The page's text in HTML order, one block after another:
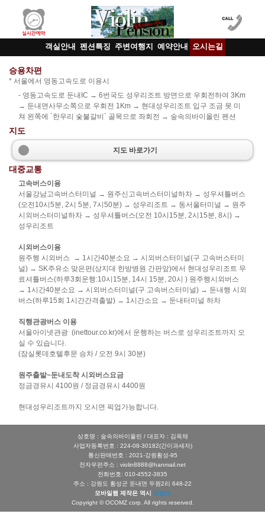
객실안내 펜션특징 주변여행지 예약안내 오시는길
승용차편
* 서울에서 영동고속도로 이용시
- 영동고속도로 둔내IC → 6번국도 성우리조트 방면으로 우회전하여 3Km
→ 둔내면사무소쪽으로 우회전 1Km → 현대성우리조트 입구 조금 못 미
쳐 왼쪽에 `한우리 숯불갈비` 골목으로 좌회전 → 숲속의바이올린 펜션
지도
지도 바로가기
대중교통
고속버스이용
서울강남고속버스터미널 → 원주신고속버스터미널하차 → 성우셔틀버스
(오전10시5분, 2시 5분, 7시50분) → 성우리조트 → 동서울터미널 → 원주
시외버스터미널하차 → 성우셔틀버스(오전 10시15분, 2시15분, 8시) →
성우리조트
시외버스이용
원주행 시외버스 → 1시간40분소요 → 시외버스터미널(구 고속버스터미
널) → SK주유소 맞은편(상지대 한방병원 간판앞)에서 현대성우리조트 무
료셔틀버스(하루3회운행:10시15분, 14시 15분, 20시 ) 원주행시외버스
→ 1시간40분소요 → 시외버스터미널(구 고속버스터미널) → 둔내행 시외
버스(하루15회 1시간간격출발) → 1시간소요 → 둔내터미널 하차
직행관광버스 이용
서울아이넷관광 (inettour.co.kr)에서 운행하는 버스로 성우리조트까지 오
실 수 있습니다.
(잠실롯데호텔후문 승차 / 오전 9시 30분)
원주출발~둔내도착 시외버스요금
정금경유시 4100원 / 정금경유시 4400원
현대성우리조트까지 오시면 픽업가능합니다.
상호명 : 숲속의바이올린 / 대표자 : 김옥채
사업자등록번호 : 224-08-30182(간이과세자)
통신판매번호 : 2021-강원횡성-95
전자우편주소 : violin8888@hanmail.net
전화번호: 010-4552-3835
주소 : 강원도 횡성군 둔내면 두원2리 648-22
모바일웹 제작은 역시
오컴즈
Copyright © OCOMZ corp. All rights reserved.